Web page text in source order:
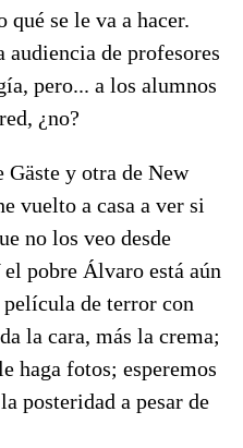
se le va a hacer.
audiencia de profesores
pero... a los alumnos
¿no?
Gäste y otra de New
vuelto a casa a ver si
no los veo desde
pobre Álvaro está aún
película de terror con
la cara, más la crema;
haga fotos; esperemos
posteridad a pesar de